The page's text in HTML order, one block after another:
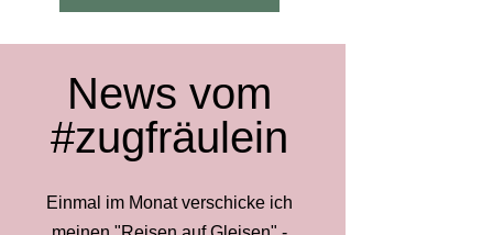
News vom
#zugfräulein
Einmal im Monat verschicke ich